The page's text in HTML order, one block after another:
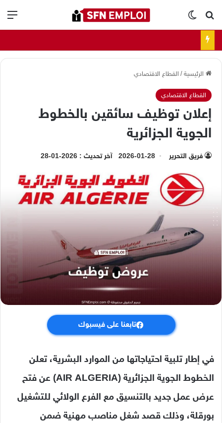
بحث عنالوضع المظلم
الرئيسية/ القطاع الاقتصادي
القطاع الاقتصادي
إعلان توظيف سائقين بالخطوط
الجوية الجزائرية
فريق التحرير 2026-01-28 آخر تحديث : 2026-01-28
تابعنا على فيسبوك
في إطار تلبية احتياجاتها من الموارد البشرية، تعلن
الخطوط الجوية الجزائرية (AIR ALGERIA) عن فتح
عرض عمل جديد بالتنسيق مع الفرع الولائي للتشغيل
بورقلة، وذلك قصد شغل مناصب مهنية ضمن